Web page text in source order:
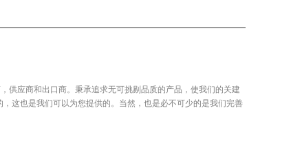
供应商和出口商。秉承追求无可挑剔品质的产品，使我们的关建
这也是我们可以为您提供的。当然，也是必不可少的是我们完善